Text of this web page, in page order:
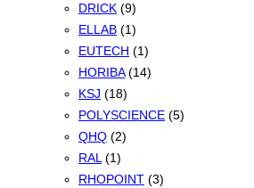
DRICK (9)
ELLAB (1)
EUTECH (1)
HORIBA (14)
KSJ (18)
POLYSCIENCE (5)
QHQ (2)
RAL (1)
RHOPOINT (3)